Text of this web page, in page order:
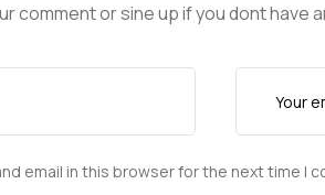
comment or sine up if you dont have
email in this browser for the next time I